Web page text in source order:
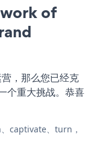
of
，那么您已经克
个重大挑战。恭喜
captivate、turn，